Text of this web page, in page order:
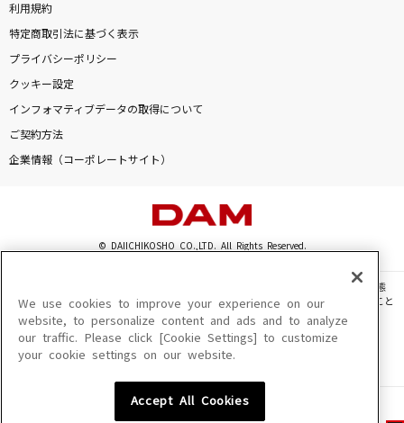
利用規約
特定商取引法に基づく表示
プライバシーポリシー
クッキー設定
インフォマティブデータの取得について
ご契約方法
企業情報（コーポレートサイト）
© DAIICHIKOSHO CO.,LTD. All Rights Reserved.
このサイトに掲載されている一切の文章・画像・写真・動画・音声等を、手段や形態
を問わず、著作権法の定める範囲を超えて無断で複製、転載、ファイル化などすること
を禁じます。
楽曲及びコンテンツは、機種によりご利用いただけない場合があります。
楽曲及びコンテンツの配信日、配信内容が変更になる場合があります。
We use cookies to improve your experience on our
website, to personalize content and ads and to analyze
our traffic. Please click [Cookie Settings] to customize
your cookie settings on our website.
Accept All Cookies